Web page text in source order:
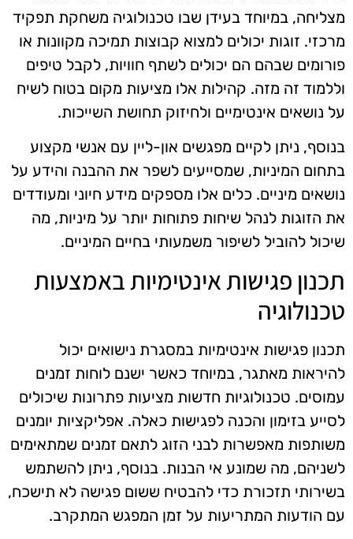
מצליחה, במיוחד בעידן שבו טכנולוגיה משחקת תפקיד
מרכזי. זוגות יכולים למצוא קבוצות תמיכה מקוונות או
פורומים שבהם הם יכולים לשתף חוויות, לקבל טיפים
וללמוד זה מזה. קהילות אלו מציעות מקום בטוח לשיח
על נושאים אינטימיים ולחיזוק תחושת השייכות.
בנוסף, ניתן לקיים מפגשים און-ליין עם אנשי מקצוע
בתחום המיניות, שמסייעים לשפר את ההבנה והידע על
נושאים מיניים. כלים אלו מספקים מידע חיוני ומעודדים
את הזוגות לנהל שיחות פתוחות יותר על מיניות, מה
שיכול להוביל לשיפור משמעותי בחיים המיניים.
תכנון פגישות אינטימיות באמצעות
טכנולוגיה
תכנון פגישות אינטימיות במסגרת נישואים יכול
להיראות מאתגר, במיוחד כאשר ישנם לוחות זמנים
עמוסים. טכנולוגיות חדשות מציעות פתרונות שיכולים
לסייע בזימון והכנה לפגישות כאלה. אפליקציות יומנים
משותפות מאפשרות לבני הזוג לתאם זמנים שמתאימים
לשניהם, מה שמונע אי הבנות. בנוסף, ניתן להשתמש
בשירותי תזכורת כדי להבטיח ששום פגישה לא תישכח,
עם הודעות המתריעות על זמן המפגש המתקרב.